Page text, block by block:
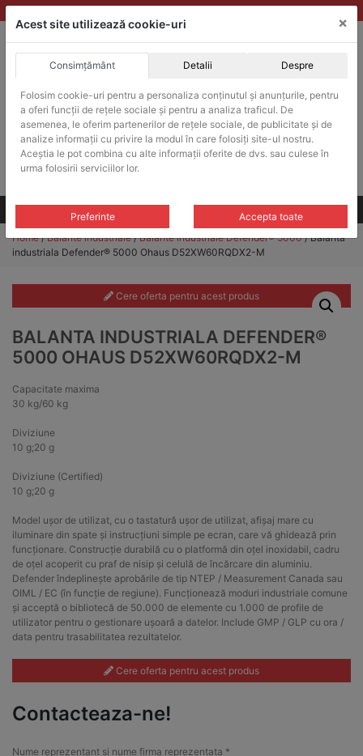
Skip
to
ACHIZITII PUBLICE
Produsele pot fi achizitionate si in sistemul SEAP / SICAP
Products
search
CAUTARE
Toate produsele
Home/Balante industriale/Balante industriale Defender® 5000/ Balanta
industriala Defender® 5000 Ohaus D52XW60RQDX2-M
Cere oferta pentru acest produs
BALANTA INDUSTRIALA DEFENDER®
5000 OHAUS D52XW60RQDX2-M
Capacitate maxima
30 kg/60 kg
Diviziune
10 g;20 g
Diviziune (Certified)
10 g;20 g
Model ușor de utilizat, cu o tastatură ușor de utilizat, afișaj mare cu
iluminare din spate și instrucțiuni simple pe ecran, care vă ghidează prin
funcționare. Construcție durabilă cu o platformă din oțel inoxidabil, cadru
de oțel acoperit cu praf de nisip și celulă de încărcare din aluminiu.
Defender îndeplinește aprobările de tip NTEP / Measurement Canada sau
OIML / EC (în funcție de regiune). Funcționează moduri industriale comune
și acceptă o bibliotecă de 50.000 de elemente cu 1.000 de profile de
utilizator pentru o gestionare ușoară a datelor. Include GMP / GLP cu ora /
data pentru trasabilitatea rezultatelor.
Cere oferta pentru acest produs
Contacteaza-ne!
Nume reprezentant si nume firma reprezentata *
Acest site utilizează cookie-uri ×
Consimțământ Detalii Despre
Folosim cookie-uri pentru a personaliza conținutul și anunțurile, pentru
a oferi funcții de rețele sociale și pentru a analiza traficul. De
asemenea, le oferim partenerilor de rețele sociale, de publicitate și de
analize informații cu privire la modul în care folosiți site-ul nostru.
Aceștia le pot combina cu alte informații oferite de dvs. sau culese în
urma folosirii serviciilor lor.
Preferinte Accepta toate